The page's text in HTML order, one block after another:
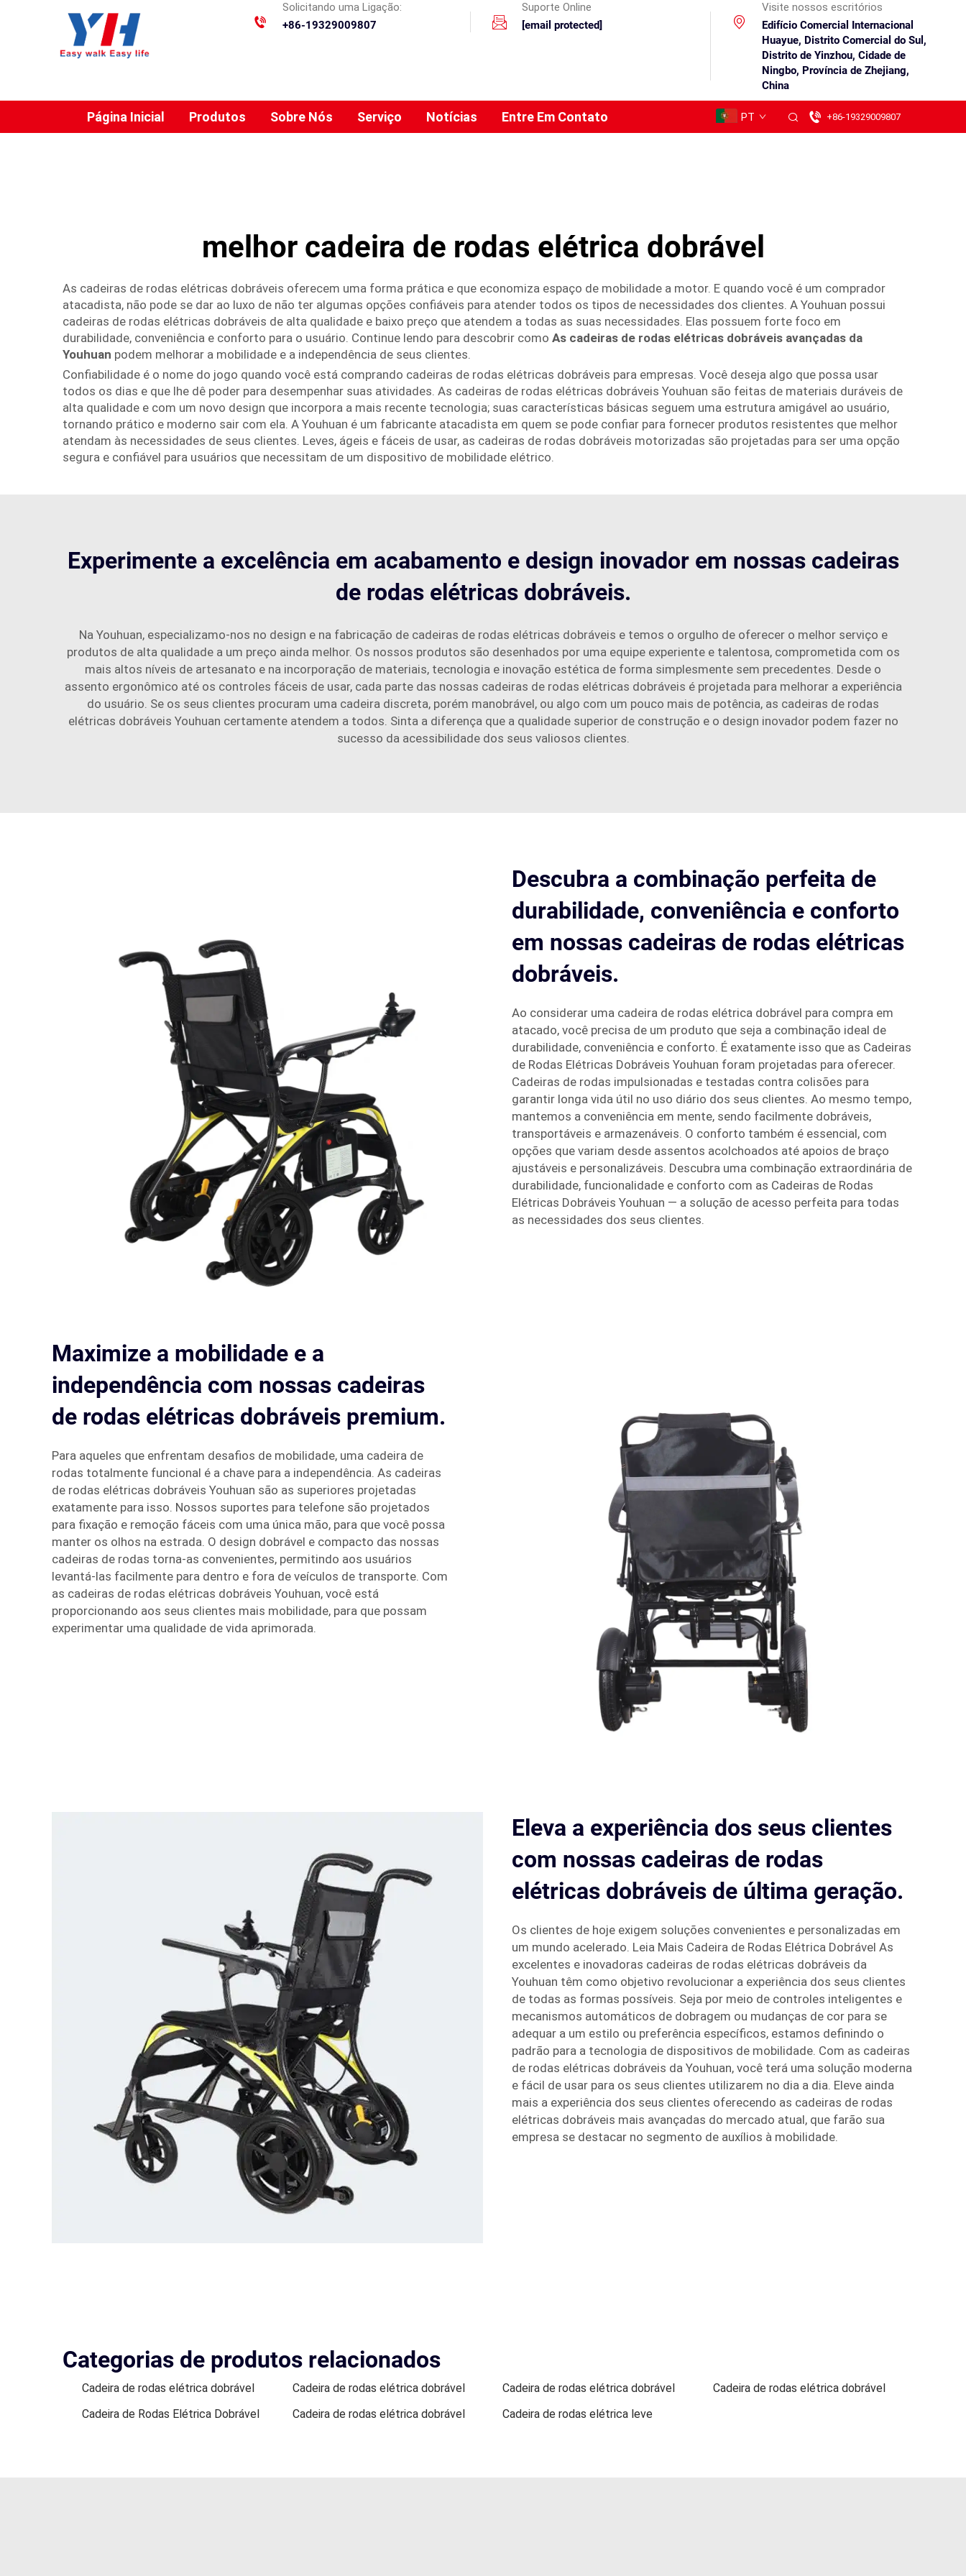
Solicitando uma Ligação:
+86-19329009807
Suporte Online
[email protected]
Visite nossos escritórios
Edifício Comercial Internacional
Huayue, Distrito Comercial do Sul,
Distrito de Yinzhou, Cidade de
Ningbo, Província de Zhejiang,
China
Página Inicial Produtos Sobre Nós Serviço Notícias Entre Em Contato PT +86-19329009807
melhor cadeira de rodas elétrica dobrável
As cadeiras de rodas elétricas dobráveis oferecem uma forma prática e que economiza espaço de mobilidade a motor. E quando você é um comprador
atacadista, não pode se dar ao luxo de não ter algumas opções confiáveis para atender todos os tipos de necessidades dos clientes. A Youhuan possui
cadeiras de rodas elétricas dobráveis de alta qualidade e baixo preço que atendem a todas as suas necessidades. Elas possuem forte foco em
durabilidade, conveniência e conforto para o usuário. Continue lendo para descobrir como As cadeiras de rodas elétricas dobráveis avançadas da
Youhuan podem melhorar a mobilidade e a independência de seus clientes.
Confiabilidade é o nome do jogo quando você está comprando cadeiras de rodas elétricas dobráveis para empresas. Você deseja algo que possa usar
todos os dias e que lhe dê poder para desempenhar suas atividades. As cadeiras de rodas elétricas dobráveis Youhuan são feitas de materiais duráveis de
alta qualidade e com um novo design que incorpora a mais recente tecnologia; suas características básicas seguem uma estrutura amigável ao usuário,
tornando prático e moderno sair com ela. A Youhuan é um fabricante atacadista em quem se pode confiar para fornecer produtos resistentes que melhor
atendam às necessidades de seus clientes. Leves, ágeis e fáceis de usar, as cadeiras de rodas dobráveis motorizadas são projetadas para ser uma opção
segura e confiável para usuários que necessitam de um dispositivo de mobilidade elétrico.
Experimente a excelência em acabamento e design inovador em nossas cadeiras
de rodas elétricas dobráveis.
Na Youhuan, especializamo-nos no design e na fabricação de cadeiras de rodas elétricas dobráveis e temos o orgulho de oferecer o melhor serviço e
produtos de alta qualidade a um preço ainda melhor. Os nossos produtos são desenhados por uma equipe experiente e talentosa, comprometida com os
mais altos níveis de artesanato e na incorporação de materiais, tecnologia e inovação estética de forma simplesmente sem precedentes. Desde o
assento ergonômico até os controles fáceis de usar, cada parte das nossas cadeiras de rodas elétricas dobráveis é projetada para melhorar a experiência
do usuário. Se os seus clientes procuram uma cadeira discreta, porém manobrável, ou algo com um pouco mais de potência, as cadeiras de rodas
elétricas dobráveis Youhuan certamente atendem a todos. Sinta a diferença que a qualidade superior de construção e o design inovador podem fazer no
sucesso da acessibilidade dos seus valiosos clientes.
Descubra a combinação perfeita de
durabilidade, conveniência e conforto
em nossas cadeiras de rodas elétricas
dobráveis.
Ao considerar uma cadeira de rodas elétrica dobrável para compra em
atacado, você precisa de um produto que seja a combinação ideal de
durabilidade, conveniência e conforto. É exatamente isso que as Cadeiras
de Rodas Elétricas Dobráveis Youhuan foram projetadas para oferecer.
Cadeiras de rodas impulsionadas e testadas contra colisões para
garantir longa vida útil no uso diário dos seus clientes. Ao mesmo tempo,
mantemos a conveniência em mente, sendo facilmente dobráveis,
transportáveis e armazenáveis. O conforto também é essencial, com
opções que variam desde assentos acolchoados até apoios de braço
ajustáveis e personalizáveis. Descubra uma combinação extraordinária de
durabilidade, funcionalidade e conforto com as Cadeiras de Rodas
Elétricas Dobráveis Youhuan — a solução de acesso perfeita para todas
as necessidades dos seus clientes.
Maximize a mobilidade e a
independência com nossas cadeiras
de rodas elétricas dobráveis premium.
Para aqueles que enfrentam desafios de mobilidade, uma cadeira de
rodas totalmente funcional é a chave para a independência. As cadeiras
de rodas elétricas dobráveis Youhuan são as superiores projetadas
exatamente para isso. Nossos suportes para telefone são projetados
para fixação e remoção fáceis com uma única mão, para que você possa
manter os olhos na estrada. O design dobrável e compacto das nossas
cadeiras de rodas torna-as convenientes, permitindo aos usuários
levantá-las facilmente para dentro e fora de veículos de transporte. Com
as cadeiras de rodas elétricas dobráveis Youhuan, você está
proporcionando aos seus clientes mais mobilidade, para que possam
experimentar uma qualidade de vida aprimorada.
Eleva a experiência dos seus clientes
com nossas cadeiras de rodas
elétricas dobráveis de última geração.
Os clientes de hoje exigem soluções convenientes e personalizadas em
um mundo acelerado. Leia Mais Cadeira de Rodas Elétrica Dobrável As
excelentes e inovadoras cadeiras de rodas elétricas dobráveis da
Youhuan têm como objetivo revolucionar a experiência dos seus clientes
de todas as formas possíveis. Seja por meio de controles inteligentes e
mecanismos automáticos de dobragem ou mudanças de cor para se
adequar a um estilo ou preferência específicos, estamos definindo o
padrão para a tecnologia de dispositivos de mobilidade. Com as cadeiras
de rodas elétricas dobráveis da Youhuan, você terá uma solução moderna
e fácil de usar para os seus clientes utilizarem no dia a dia. Eleve ainda
mais a experiência dos seus clientes oferecendo as cadeiras de rodas
elétricas dobráveis mais avançadas do mercado atual, que farão sua
empresa se destacar no segmento de auxílios à mobilidade.
Categorias de produtos relacionados
Cadeira de rodas elétrica dobrável Cadeira de rodas elétrica dobrável Cadeira de rodas elétrica dobrável
Cadeira de rodas elétrica dobrável
Cadeira de Rodas Elétrica Dobrável
Cadeira de rodas elétrica dobrável Cadeira de rodas elétrica leve